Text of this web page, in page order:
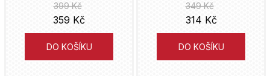
399 Kč
359 Kč
DO KOŠÍKU
349 Kč
314 Kč
DO KOŠÍKU